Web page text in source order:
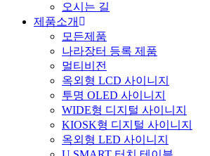
오시는 길
제품소개
모든제품
나라장터 등록 제품
멀티비전
옥외형 LCD 사이니지
투명 OLED 사이니지
WIDE형 디지털 사이니지
KIOSK형 디지털 사이니지
옥외형 LED 사이니지